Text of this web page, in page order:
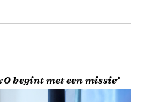
begint met een missie’